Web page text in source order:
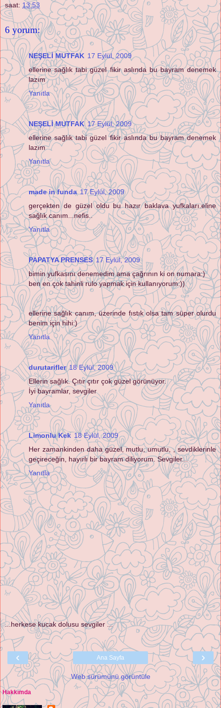
saat: 13:53
6 yorum:
NEŞELİ MUTFAK 17 Eylül, 2009
ellerine sağlık tabi güzel fikir aslında bu bayram denemek
lazım
Yanıtla
NEŞELİ MUTFAK 17 Eylül, 2009
ellerine sağlık tabi güzel fikir aslında bu bayram denemek
lazım
Yanıtla
made in funda 17 Eylül, 2009
gerçekten de güzel oldu bu hazır baklava yufkaları.eline
sağlık canım...nefis..
Yanıtla
PAPATYA PRENSES 17 Eylül, 2009
bimin yufkasını denemedim ama çağrının ki on numara:)
ben en çok tahinli rulo yapmak için kullanıyorum:))
ellerine sağlık canım, üzerinde fıstık olsa tam süper olurdu
benim için hihi:)
Yanıtla
durutarifler 18 Eylül, 2009
Ellerin sağlık. Çıtır çıtır çok güzel görünüyor.
İyi bayramlar, sevgiler
Yanıtla
Limonlu Kek 18 Eylül, 2009
Her zamankinden daha güzel, mutlu, umutlu, , sevdiklerinle
geçireceğin, hayırlı bir bayram diliyorum. Sevgiler...
Yanıtla
...herkese kucak dolusu sevgiler ...
‹ ›
Ana Sayfa
Web sürümünü görüntüle
Hakkımda